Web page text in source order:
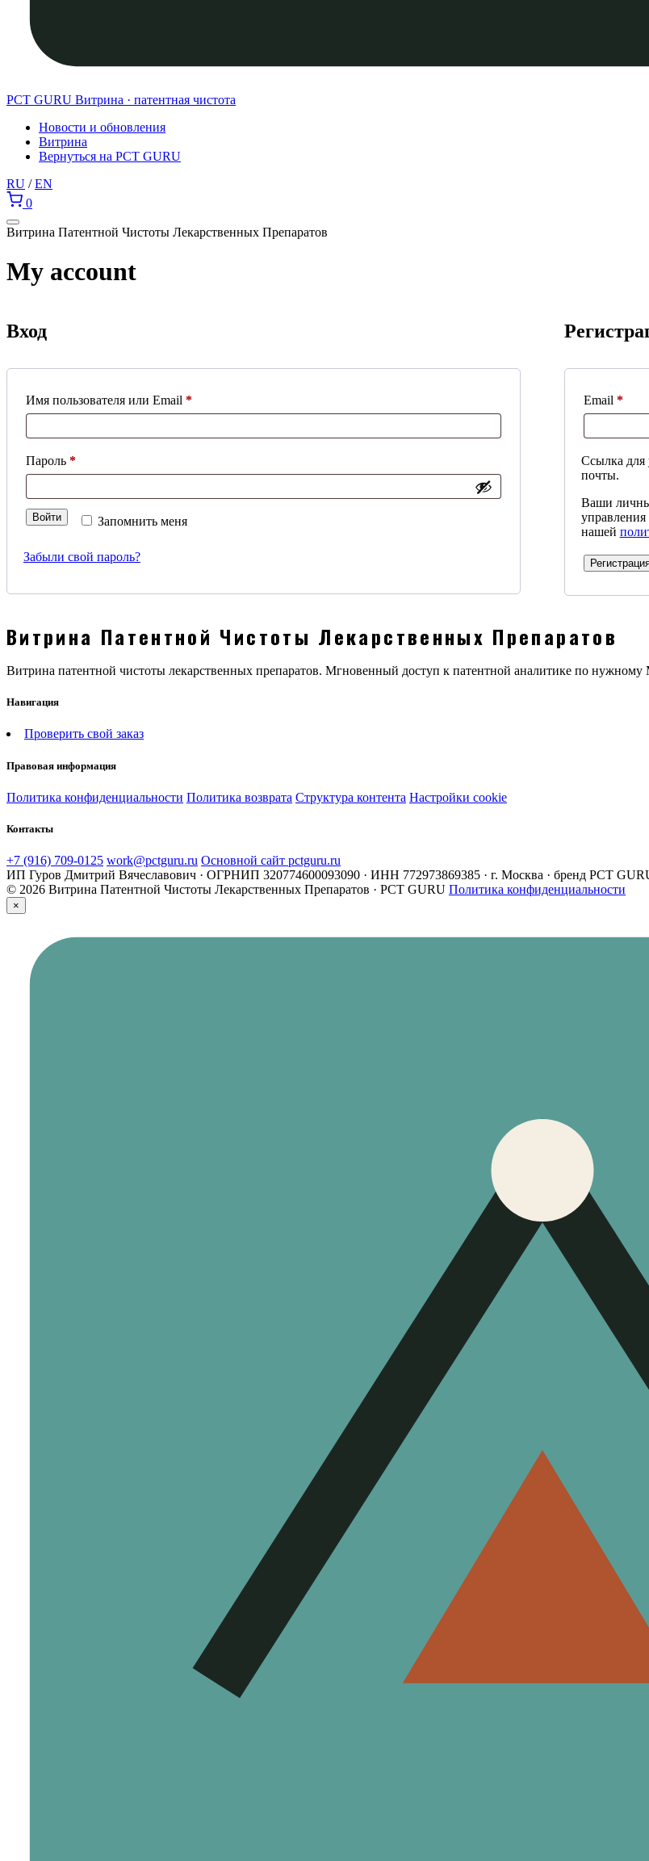
PCT GURU Витрина · патентная чистота
Новости и обновления
Витрина
Вернуться на PCT GURU
RU / EN
0
Витрина Патентной Чистоты Лекарственных Препаратов
My account
Вход
Имя пользователя или Email *Обязательно
Пароль *Обязательно
Запомнить меня
Войти
Забыли свой пароль?
Email *
Ссылка для
почты.
Ваши
нашей
Витрина Патентной Чистоты Лекарственных Препаратов
Витрина патентной чистоты лекарственных препаратов. Мгновенный доступ к патентной аналитике по
Навигация
Проверить свой заказ
Правовая информация
Политика конфиденциальности Политика возврата Структура контента Настройки cookie
Контакты
+7 (916) 709-0125 work@pctguru.ru Основной сайт pctguru.ru
ИП Гуров Дмитрий Вячеславович · ОГРНИП 320774600093090 · ИНН 772973869385 · г. Москва · бренд PCT
© 2026 Витрина Патентной Чистоты Лекарственных Препаратов · PCT GURU Политика конфиденциальности
×